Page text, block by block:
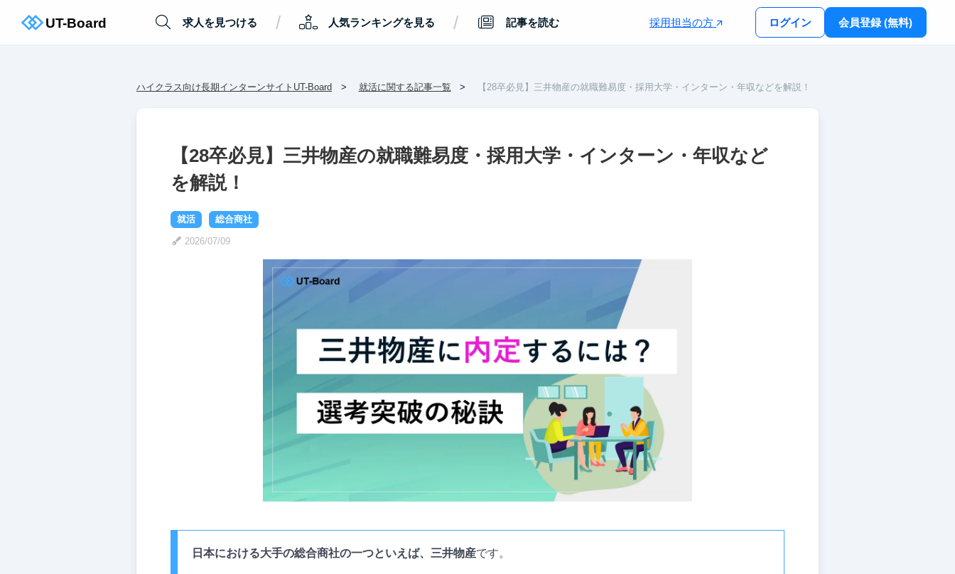
求人を見つける / 人気ランキングを見る / 記事を読む 採用担当の方 ログイン 会員登録 (無料)
ハイクラス向け長期インターンサイトUT-Board 就活に関する記事一覧 【28卒必見】三井物産の就職難易度・採用大学・インターン・年収などを解説！
【28卒必見】三井物産の就職難易度・採用大学・インターン・年収など
を解説！
就活 総合商社
2026/07/09
日本における大手の総合商社の一つといえば、三井物産です。